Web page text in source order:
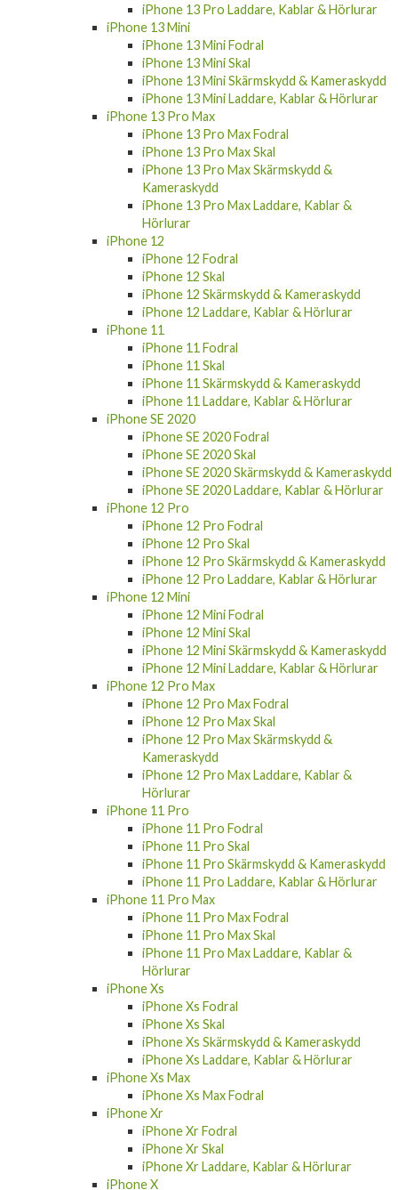
iPhone 13 Pro Laddare, Kablar & Hörlurar
iPhone 13 Mini
iPhone 13 Mini Fodral
iPhone 13 Mini Skal
iPhone 13 Mini Skärmskydd & Kameraskydd
iPhone 13 Mini Laddare, Kablar & Hörlurar
iPhone 13 Pro Max
iPhone 13 Pro Max Fodral
iPhone 13 Pro Max Skal
iPhone 13 Pro Max Skärmskydd &
Kameraskydd
iPhone 13 Pro Max Laddare, Kablar &
Hörlurar
iPhone 12
iPhone 12 Fodral
iPhone 12 Skal
iPhone 12 Skärmskydd & Kameraskydd
iPhone 12 Laddare, Kablar & Hörlurar
iPhone 11
iPhone 11 Fodral
iPhone 11 Skal
iPhone 11 Skärmskydd & Kameraskydd
iPhone 11 Laddare, Kablar & Hörlurar
iPhone SE 2020
iPhone SE 2020 Fodral
iPhone SE 2020 Skal
iPhone SE 2020 Skärmskydd & Kameraskydd
iPhone SE 2020 Laddare, Kablar & Hörlurar
iPhone 12 Pro
iPhone 12 Pro Fodral
iPhone 12 Pro Skal
iPhone 12 Pro Skärmskydd & Kameraskydd
iPhone 12 Pro Laddare, Kablar & Hörlurar
iPhone 12 Mini
iPhone 12 Mini Fodral
iPhone 12 Mini Skal
iPhone 12 Mini Skärmskydd & Kameraskydd
iPhone 12 Mini Laddare, Kablar & Hörlurar
iPhone 12 Pro Max
iPhone 12 Pro Max Fodral
iPhone 12 Pro Max Skal
iPhone 12 Pro Max Skärmskydd &
Kameraskydd
iPhone 12 Pro Max Laddare, Kablar &
Hörlurar
iPhone 11 Pro
iPhone 11 Pro Fodral
iPhone 11 Pro Skal
iPhone 11 Pro Skärmskydd & Kameraskydd
iPhone 11 Pro Laddare, Kablar & Hörlurar
iPhone 11 Pro Max
iPhone 11 Pro Max Fodral
iPhone 11 Pro Max Skal
iPhone 11 Pro Max Laddare, Kablar &
Hörlurar
iPhone Xs
iPhone Xs Fodral
iPhone Xs Skal
iPhone Xs Skärmskydd & Kameraskydd
iPhone Xs Laddare, Kablar & Hörlurar
iPhone Xs Max
iPhone Xs Max Fodral
iPhone Xr
iPhone Xr Fodral
iPhone Xr Skal
iPhone Xr Laddare, Kablar & Hörlurar
iPhone X